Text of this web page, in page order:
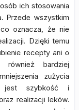
ich stosowania
Przede wszystkim
oznacza, że nie
Dzięki temu
recepty ani o
bardziej
zużycia
jest szybkość i
realizacji leków.